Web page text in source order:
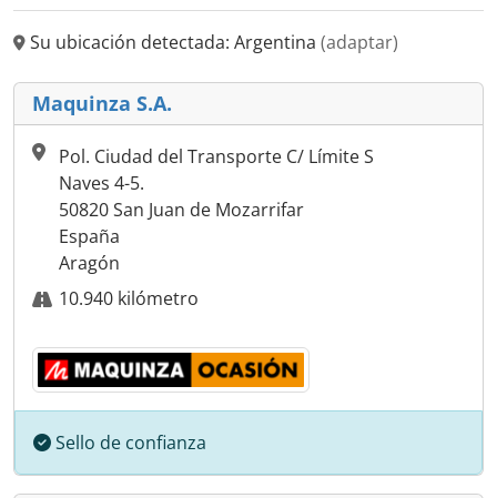
Su ubicación detectada: Argentina (adaptar)
Maquinza S.A.
Pol. Ciudad del Transporte C/ Límite S
Naves 4-5.
50820 San Juan de Mozarrifar
España
Aragón
10.940 kilómetro
Sello de confianza